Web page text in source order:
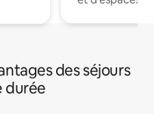
des séjours
durée